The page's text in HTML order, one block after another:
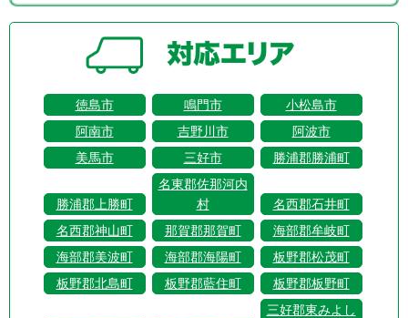
徳島市 鳴門市
小松島市
阿南市
吉野川市
阿波市
美馬市
三好市 勝浦郡勝浦町
勝浦郡上勝町
名東郡佐那河内
村
名西郡石井町
名西郡神山町
那賀郡那賀町
海部郡牟岐町
海部郡美波町
海部郡海陽町
板野郡松茂町
板野郡北島町
板野郡藍住町 板野郡板野町
三好郡東みよし